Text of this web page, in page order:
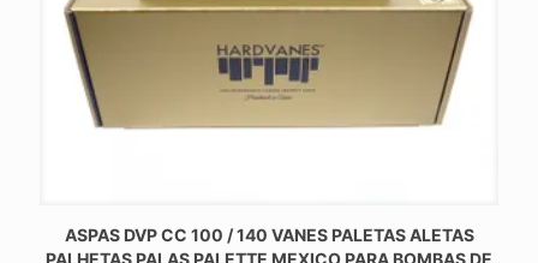
ASPAS DVP CC 100 / 140 VANES PALETAS ALETAS
PALHETAS PALAS PALETTE MEXICO PARA BOMBAS DE